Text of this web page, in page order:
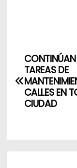
v
TAREAS DE
CALLES EN
CIUDAD